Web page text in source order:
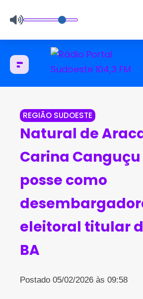
REGIÃO SUDOESTE
Natural de
Carina
posse como
eleitoral titular
BA
Postado 05/02/2026 às 09:58